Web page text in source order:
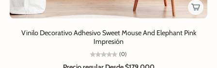
Vinilo Decorativo Adhesivo Sweet Mouse And Elephant Pink
Impresión
(0)